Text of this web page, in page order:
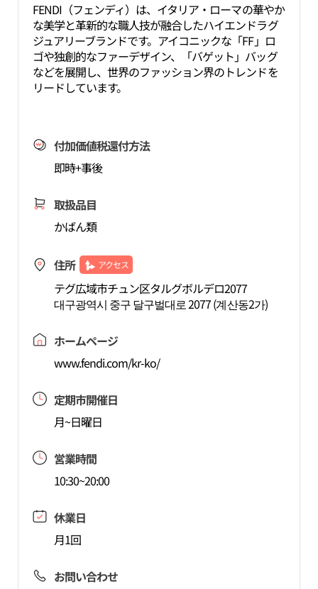
FENDI（フェンディ）は、イタリア・ローマの華やか
な美学と革新的な職人技が融合したハイエンドラグ
ジュアリーブランドです。アイコニックな「FF」ロ
ゴや独創的なファーデザイン、「バゲット」バッグ
などを展開し、世界のファッション界のトレンドを
リードしています。
付加価値税還付方法
即時+事後
取扱品目
かばん類
住所 アクセス
テグ広域市チュン区タルグボルデロ2077
대구광역시 중구 달구벌대로 2077 (계산동2가)
ホームページ
www.fendi.com/kr-ko/
定期市開催日
月~日曜日
営業時間
10:30~20:00
休業日
月1回
お問い合わせ